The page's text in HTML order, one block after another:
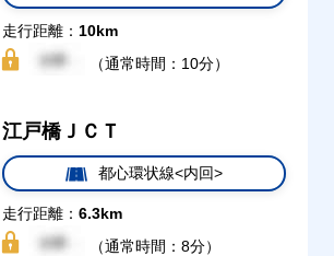
走行距離： 10km
（通常時間：10分）
江戸橋ＪＣＴ
都心環状線<内回>
走行距離： 6.3km
（通常時間：8分）